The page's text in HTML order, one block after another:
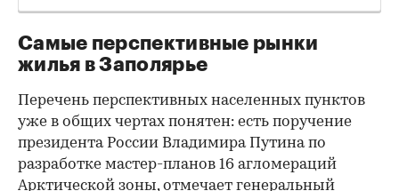
Самые перспективные рынки
жилья в Заполярье
Перечень перспективных населенных пунктов
уже в общих чертах понятен: есть поручение
президента России Владимира Путина по
разработке мастер-планов 16 агломераций
Арктической зоны, отмечает генеральный